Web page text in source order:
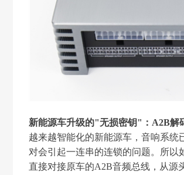
新能源车升级的"无损密钥"：A2B解
越来越智能化的新能源车，音响系
对会引起一连串的连锁的问题。所
直接对接原车的A2B音频总线，从源